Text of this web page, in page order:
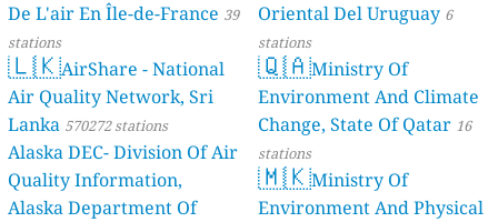
De L'air En Île-de-France 39
stations
🇱🇰AirShare - National
Air Quality Network, Sri
Lanka 570272 stations
Alaska DEC- Division Of Air
Quality Information,
Alaska Department Of
Oriental Del Uruguay 6
stations
🇶🇦Ministry Of
Environment And Climate
Change, State Of Qatar 16
stations
🇲🇰Ministry Of
Environment And Physical